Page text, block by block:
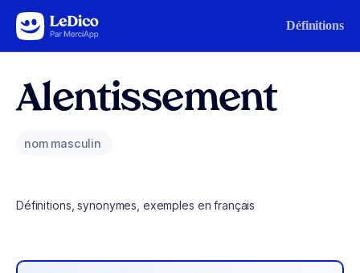
Aller au contenu Définitions
Alentissement
nom masculin
Définitions, synonymes, exemples en français